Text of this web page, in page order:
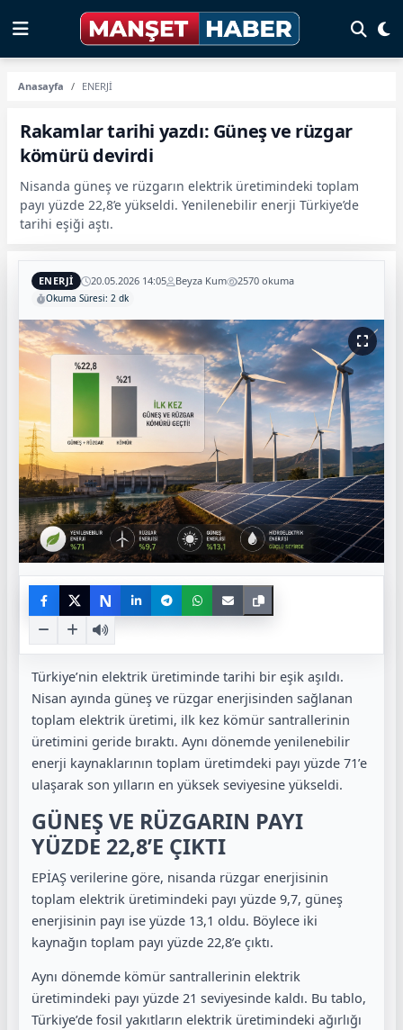
Anasayfa ENERJİ
Rakamlar tarihi yazdı: Güneş ve rüzgar
kömürü devirdi
Nisanda güneş ve rüzgarın elektrik üretimindeki toplam
payı yüzde 22,8’e yükseldi. Yenilenebilir enerji Türkiye’de
tarihi eşiği aştı.
ENERJİ 20.05.2026 14:05 Beyza Kum 2570 okuma
Okuma Süresi: 2 dk
N
Türkiye’nin elektrik üretiminde tarihi bir eşik aşıldı.
Nisan ayında güneş ve rüzgar enerjisinden sağlanan
toplam elektrik üretimi, ilk kez kömür santrallerinin
üretimini geride bıraktı. Aynı dönemde yenilenebilir
enerji kaynaklarının toplam üretimdeki payı yüzde 71’e
ulaşarak son yılların en yüksek seviyesine yükseldi.
GÜNEŞ VE RÜZGARIN PAYI
YÜZDE 22,8’E ÇIKTI
EPİAŞ verilerine göre, nisanda rüzgar enerjisinin
toplam elektrik üretimindeki payı yüzde 9,7, güneş
enerjisinin payı ise yüzde 13,1 oldu. Böylece iki
kaynağın toplam payı yüzde 22,8’e çıktı.
Aynı dönemde kömür santrallerinin elektrik
üretimindeki payı yüzde 21 seviyesinde kaldı. Bu tablo,
Türkiye’de fosil yakıtların elektrik üretimindeki ağırlığı